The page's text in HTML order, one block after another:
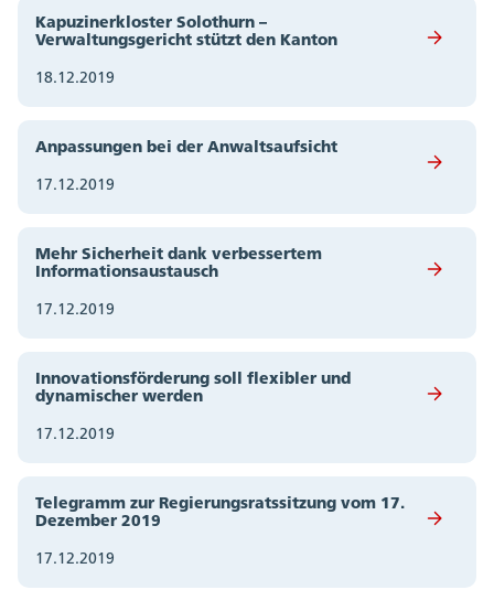
Kapuzinerkloster Solothurn –
Verwaltungsgericht stützt den Kanton
18.12.2019
Anpassungen bei der Anwaltsaufsicht
17.12.2019
Mehr Sicherheit dank verbessertem
Informationsaustausch
17.12.2019
Innovationsförderung soll flexibler und
dynamischer werden
17.12.2019
Telegramm zur Regierungsratssitzung vom 17.
Dezember 2019
17.12.2019